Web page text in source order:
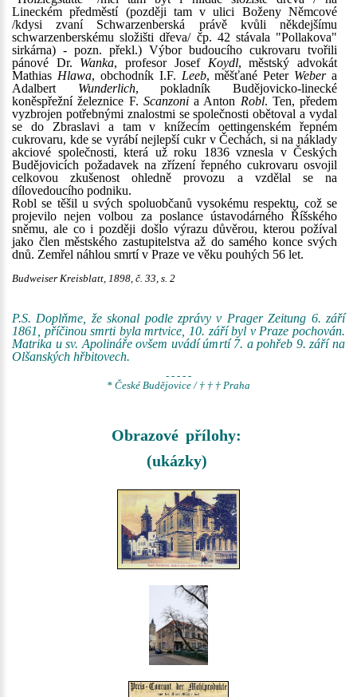
Lineckém předměstí (později tam v ulici Boženy Němcové
/kdysi zvaní Schwarzenberská právě kvůli někdejšímu
schwarzenberskému složišti dřeva/ čp. 42 stávala "Pollakova"
sirkárna) - pozn. překl.) Výbor budoucího cukrovaru tvořili
pánové Dr. Wanka, profesor Josef Koydl, městský advokát
Mathias Hlawa, obchodník I.F. Leeb, měšťané Peter Webera
Adalbert Wunderlich, pokladník Budějovicko-linecké
koněspřežní železnice F. Scanzonia Anton Robl. Ten, předem
vyzbrojen potřebnými znalostmi se společnosti obětoval a vydal
se do Zbraslavi a tam v knížecím oettingenském řepném
cukrovaru, kde se vyrábí nejlepší cukr v Čechách, si na náklady
akciové společnosti, která už roku 1836 vznesla v Českých
Budějovicích požadavek na zřízení řepného cukrovaru osvojil
celkovou zkušenost ohledně provozu a vzdělal se na
dílovedoucího podniku.
Robl se těšil u svých spoluobčanů vysokému respektu, což se
projevilo nejen volbou za poslance ústavodárného Říšského
sněmu, ale co i později došlo výrazu důvěrou, kterou požíval
jako člen městského zastupitelstva až do samého konce svých
dnů. Zemřel náhlou smrtí v Praze ve věku pouhých 56 let.
Budweiser Kreisblatt, 1898, č. 33, s. 2
P.S. Doplňme, že skonal podle zprávy v Prager Zeitung 6. září
1861, příčinou smrti byla mrtvice, 10. září byl v Praze pochován.
Matrika u sv. Apolináře ovšem uvádí úmrtí 7. a pohřeb 9. září na
Olšanských hřbitovech.
- - - - -
* České Budějovice / † † † Praha
Obrazové přílohy:
(ukázky)